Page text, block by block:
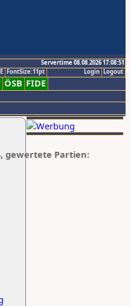
Servertime 08.08.2026 17:08:51
Logout
Login
FontSize:11pt
ÖSB FIDE
gewertete Partien: